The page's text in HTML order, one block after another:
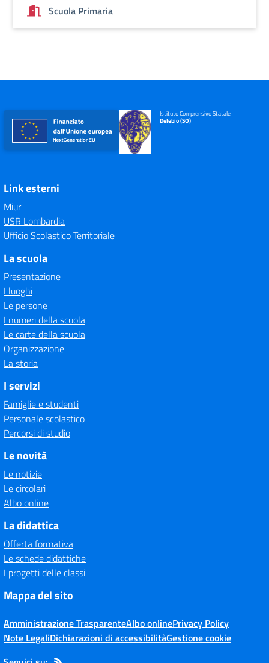
Scuola Primaria
Istituto Comprensivo Statale
Delebio (SO)
Link esterni
Miur
USR Lombardia
Ufficio Scolastico Territoriale
La scuola
Presentazione
I luoghi
Le persone
I numeri della scuola
Le carte della scuola
Organizzazione
La storia
I servizi
Famiglie e studenti
Personale scolastico
Percorsi di studio
Le novità
Le notizie
Le circolari
Albo online
La didattica
Offerta formativa
Le schede didattiche
I progetti delle classi
Mappa del sito
Amministrazione TrasparenteAlbo onlinePrivacy Policy
Note LegaliDichiarazioni di accessibilitàGestione cookie